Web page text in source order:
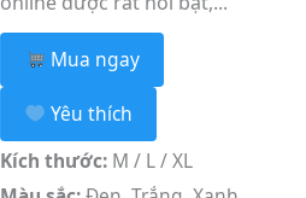
Mua ngay
Yêu thích
Kích thước:M / L / XL